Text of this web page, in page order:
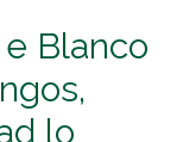
Blanco
lo